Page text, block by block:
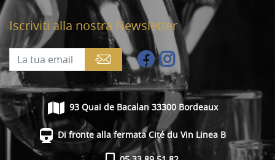
Iscriviti alla nostra Newsletter
93 Quai de Bacalan 33300 Bordeaux
Di fronte alla fermata Cité du Vin Linea B